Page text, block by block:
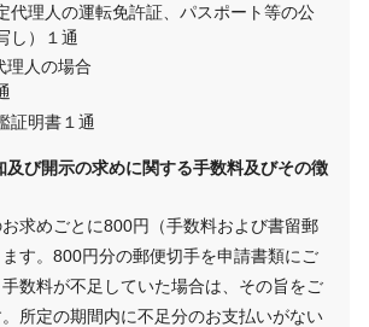
代理人の運転免許証、パスポート等の公
し）１通
理人の場合
証明書１通
及び開示の求めに関する手数料及びその徴
求めごとに800円（手数料および書留郵
す。800円分の郵便切手を申請書類にご
数料が不足していた場合は、その旨をご
所定の期間内に不足分のお支払いがない